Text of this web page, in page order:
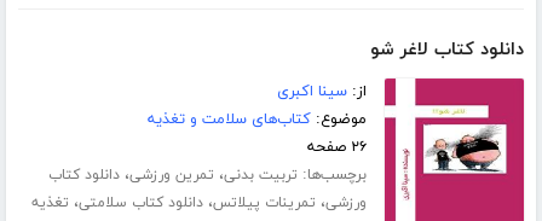
دانلود کتاب لاغر شو
از:سینا اکبری
موضوع:کتاب‌های سلامت و تغذیه
۲۶ صفحه
برچسب‌ها: تربیت بدنی، تمرین ورزشی،دانلود کتاب
ورزشی، تمرینات پیلاتس،دانلود کتاب سلامتی، تغذیه